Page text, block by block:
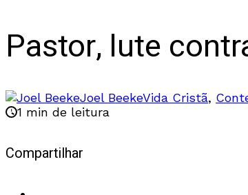
Pastor, lute
Joel BeekeVida Cristã,
1 min de leitura
Compartilhar